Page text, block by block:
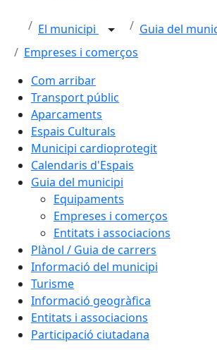
El municipi
Guia del
Empreses i comerços
Com arribar
Transport públic
Aparcaments
Espais Culturals
Municipi cardioprotegit
Calendaris d'Espais
Guia del municipi
Equipaments
Empreses i comerços
Entitats i associacions
Plànol / Guia de carrers
Informació del municipi
Turisme
Informació geogràfica
Entitats i associacions
Participació ciutadana